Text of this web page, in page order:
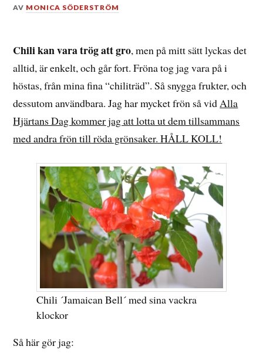
DEN
2024
AV MONICA SÖDERSTRÖM
Chili kan vara trög att gro, men på mitt sätt lyckas det
alltid, är enkelt, och går fort. Fröna tog jag vara på i
höstas, från mina fina “chiliträd”. Så snygga frukter, och
dessutom användbara. Jag har mycket frön så vid Alla
Hjärtans Dag kommer jag att lotta ut dem tillsammans
med andra frön till röda grönsaker. HÅLL KOLL!
Chili ´Jamaican Bell´ med sina vackra
klockor
Så här gör jag: